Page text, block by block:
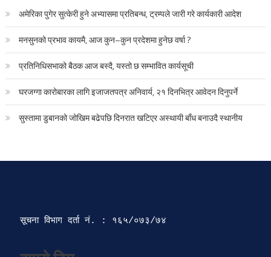
अमेरिका पुगेर सुत्केरी हुने अभ्यासमा प्रतिबन्ध, ट्रम्पले जारी गरे कार्यकारी आदेश
मनसुनको प्रभाव कायमै, आज कुन–कुन प्रदेशमा हुनेछ वर्षा ?
प्रतिनिधिसभाको बैठक आज बस्दै, यस्तो छ सम्भावित कार्यसूची
घरजग्गा कारोबारका लागि इजाजतपत्र अनिवार्य, २१ दिनभित्र आवेदन दिनुपर्ने
सुस्तामा डुबानको जोखिम बढेपछि दिनरात खटिएर अस्थायी बाँध बनाउदै स्थानीय
सूचना विभाग दर्ता‍ नं. : १६५/०७३/७४